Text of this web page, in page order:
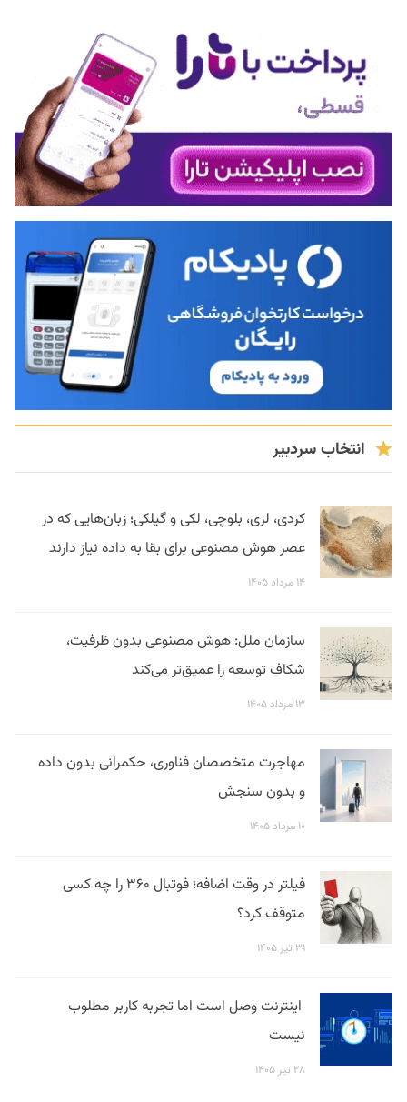
انتخاب سردبیر
کردی، لری، بلوچی، لکی و گیلکی؛ زبان‌هایی که در
عصر هوش مصنوعی برای بقا به داده نیاز دارند
۱۴ مرداد ۱۴۰۵
سازمان ملل: هوش مصنوعی بدون ظرفیت،
شکاف توسعه را عمیق‌تر می‌کند
۱۳ مرداد ۱۴۰۵
مهاجرت متخصصان فناوری، حکمرانی بدون داده
و بدون سنجش
۱۰ مرداد ۱۴۰۵
فیلتر در وقت اضافه؛ فوتبال ۳۶۰ را چه کسی
متوقف کرد؟
۳۱ تیر ۱۴۰۵
اینترنت وصل است اما تجربه کاربر مطلوب
نیست
۲۸ تیر ۱۴۰۵